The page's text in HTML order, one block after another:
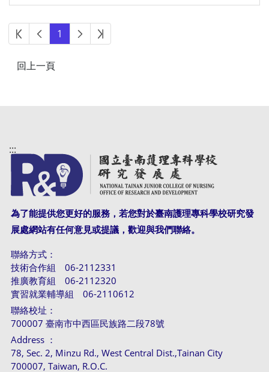
第一頁上一頁
1 下一頁最後頁
:::
為了能提供您更好的服務，若您對於臺南護理專科學校研究發
展處網站有任何意見或提議，歡迎與我們聯絡。
聯絡方式：
技術合作組 06-2112331
推廣教育組 06-2112320
實習就業輔導組 06-2110612
聯絡校址：
700007 臺南市中西區民族路二段78號
Address ：
78, Sec. 2, Minzu Rd., West Central Dist.,Tainan City
700007, Taiwan, R.O.C.